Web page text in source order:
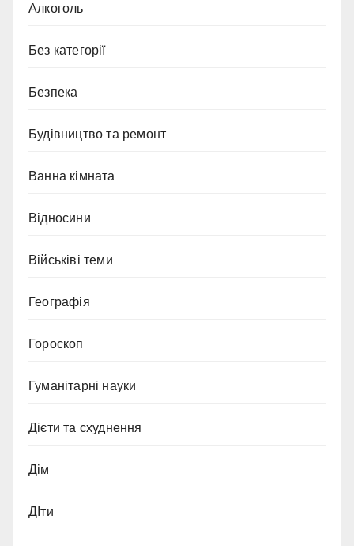
Алкоголь
Без категорії
Безпека
Будівництво та ремонт
Ванна кімната
Відносини
Військіві теми
Географія
Гороскоп
Гуманітарні науки
Дієти та схуднення
Дім
ДІти